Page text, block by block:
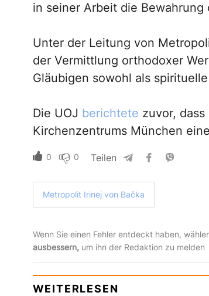
in seiner Arbeit die
Unter der Leitung von
der Vermittlung orthodoxer
Gläubigen sowohl als
Die UOJ berichtete zuvor,
Kirchenzentrums München
0 0 Teilen
Metropolit Irinej von Bačka
Wenn Sie einen Fehler entdeckt haben,
ausbessern,um ihn der Redaktion zu melden
WEITERLESEN